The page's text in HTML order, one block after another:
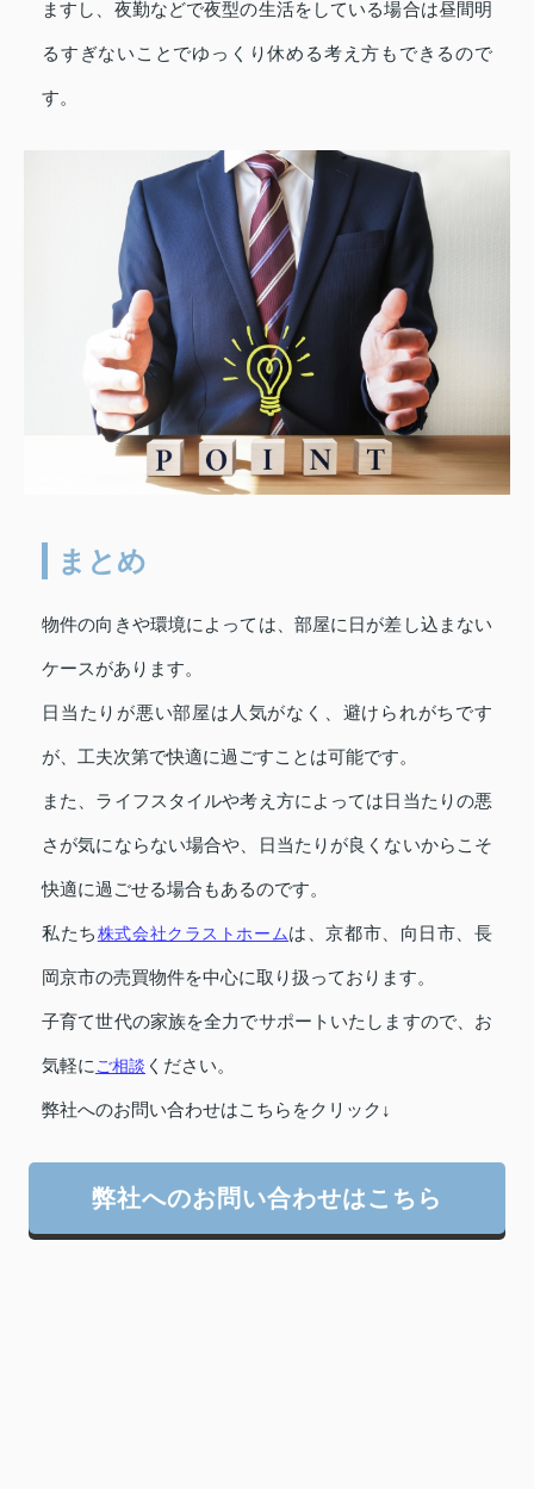
ますし、夜勤などで夜型の生活をしている場合は昼間明
るすぎないことでゆっくり休める考え方もできるので
す。
まとめ
物件の向きや環境によっては、部屋に日が差し込まない
ケースがあります。
日当たりが悪い部屋は人気がなく、避けられがちです
が、工夫次第で快適に過ごすことは可能です。
また、ライフスタイルや考え方によっては日当たりの悪
さが気にならない場合や、日当たりが良くないからこそ
快適に過ごせる場合もあるのです。
私たち株式会社クラストホームは、京都市、向日市、長
岡京市の売買物件を中心に取り扱っております。
子育て世代の家族を全力でサポートいたしますので、お
気軽に ご相談 ください。
弊社へのお問い合わせはこちらをクリック↓
弊社へのお問い合わせはこちら